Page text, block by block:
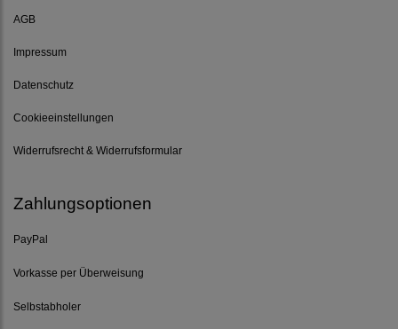
AGB
Impressum
Datenschutz
Cookieeinstellungen
Widerrufsrecht & Widerrufsformular
Zahlungsoptionen
PayPal
Vorkasse per Überweisung
Selbstabholer